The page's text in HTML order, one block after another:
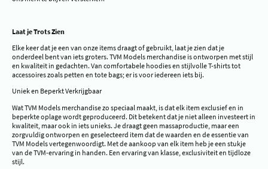
Laat je Trots Zien
Elke keer dat je een van onze items draagt of gebruikt, laat je zien dat je
onderdeel bent van iets groters. TVM Models merchandise is ontworpen met stijl
en kwaliteit in gedachten. Van comfortabele hoodies en stijlvolle T-shirts tot
accessoires zoals petten en tote bags; er is voor iedereen iets bij.
Uniek en Beperkt Verkrijgbaar
Wat TVM Models merchandise zo speciaal maakt, is dat elk item exclusief en in
beperkte oplage wordt geproduceerd. Dit betekent dat je niet alleen investeert in
kwaliteit, maar ook in iets unieks. Je draagt geen massaproductie, maar een
zorgvuldig ontworpen en geselecteerd item dat de waarden en de essentie van
TVM Models vertegenwoordigt. Met de aankoop van elk item heb je een stukje
van de TVM-ervaring in handen. Een ervaring van klasse, exclusiviteit en tijdloze
stijl.